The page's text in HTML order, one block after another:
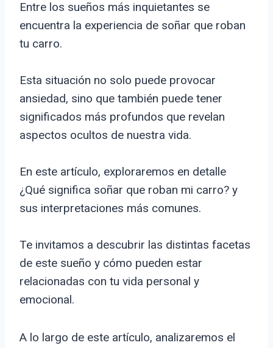
Entre los sueños más inquietantes se
encuentra la experiencia de soñar que roban
tu carro.
Esta situación no solo puede provocar
ansiedad, sino que también puede tener
significados más profundos que revelan
aspectos ocultos de nuestra vida.
En este artículo, exploraremos en detalle
¿Qué significa soñar que roban mi carro? y
sus interpretaciones más comunes.
Te invitamos a descubrir las distintas facetas
de este sueño y cómo pueden estar
relacionadas con tu vida personal y
emocional.
A lo largo de este artículo, analizaremos el